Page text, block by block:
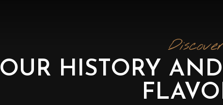
Discover
OUR HISTORY